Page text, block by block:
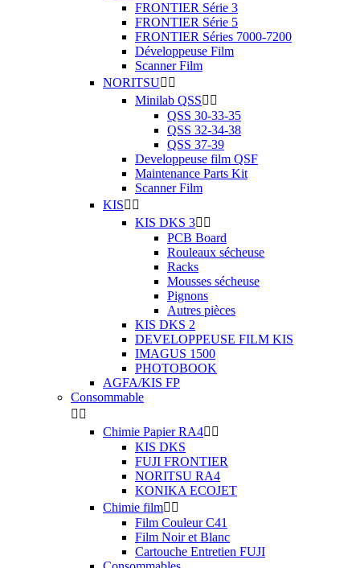
FRONTIER Série 3
FRONTIER Série 5
FRONTIER Séries 7000-7200
Développeuse Film
Scanner Film
NORITSU 
Minilab QSS 
QSS 30-33-35
QSS 32-34-38
QSS 37-39
Developpeuse film QSF
Maintenance Parts Kit
Scanner Film
KIS 
KIS DKS 3 
PCB Board
Rouleaux sécheuse
Racks
Mousses sécheuse
Pignons
Autres pièces
KIS DKS 2
DEVELOPPEUSE FILM KIS
IMAGUS 1500
PHOTOBOOK
AGFA/KIS FP
Consommable
 
Chimie Papier RA4 
KIS DKS
FUJI FRONTIER
NORITSU RA4
KONIKA ECOJET
Chimie film 
Film Couleur C41
Film Noir et Blanc
Cartouche Entretien FUJI